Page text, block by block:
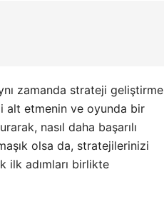
zamanda strateji geliştirme
alt etmenin ve oyunda bir
nasıl daha başarılı
olsa da, stratejilerinizi
ilk adımları birlikte